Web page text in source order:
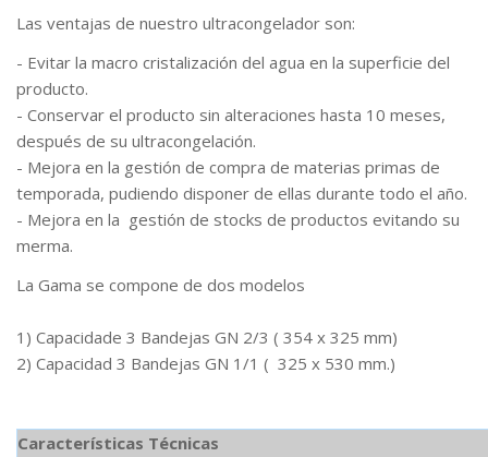
Las ventajas de nuestro ultracongelador son:
- Evitar la macro cristalización del agua en la superficie del
producto.
- Conservar el producto sin alteraciones hasta 10 meses,
después de su ultracongelación.
- Mejora en la gestión de compra de materias primas de
temporada, pudiendo disponer de ellas durante todo el año.
- Mejora en la gestión de stocks de productos evitando su
merma.
La Gama se compone de dos modelos
1) Capacidade 3 Bandejas GN 2/3 ( 354 x 325 mm)
2) Capacidad 3 Bandejas GN 1/1 ( 325 x 530 mm.)
Características Técnicas